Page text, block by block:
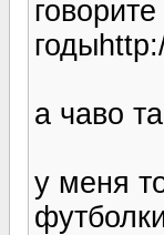
а чаво
у меня